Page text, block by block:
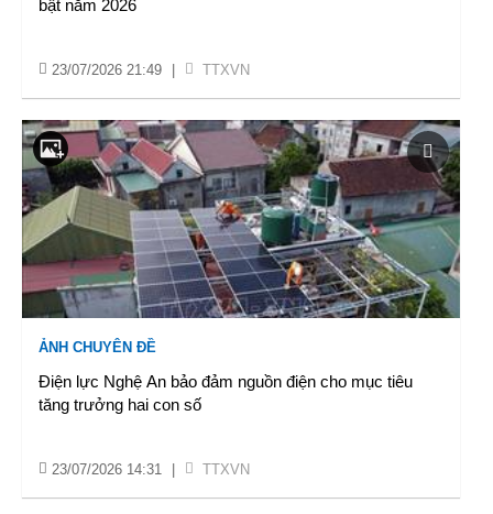
bật năm 2026
23/07/2026 21:49 TTXVN
ẢNH CHUYÊN ĐỀ
Điện lực Nghệ An bảo đảm nguồn điện cho mục tiêu
tăng trưởng hai con số
23/07/2026 14:31 TTXVN